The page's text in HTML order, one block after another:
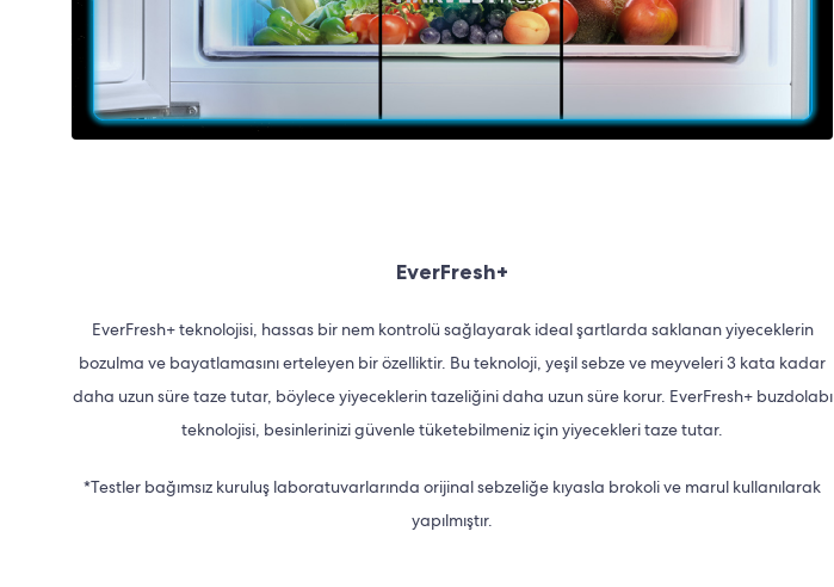
EverFresh+
EverFresh+ teknolojisi, hassas bir nem kontrolü sağlayarak ideal şartlarda saklanan yiyeceklerin
bozulma ve bayatlamasını erteleyen bir özelliktir. Bu teknoloji, yeşil sebze ve meyveleri 3 kata kadar
daha uzun süre taze tutar, böylece yiyeceklerin tazeliğini daha uzun süre korur. EverFresh+ buzdolabı
teknolojisi, besinlerinizi güvenle tüketebilmeniz için yiyecekleri taze tutar.
*Testler bağımsız kuruluş laboratuvarlarında orijinal sebzeliğe kıyasla brokoli ve marul kullanılarak
yapılmıştır.